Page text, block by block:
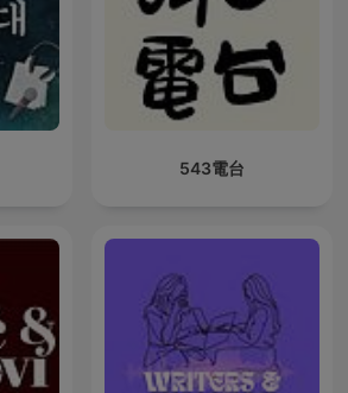
543電台